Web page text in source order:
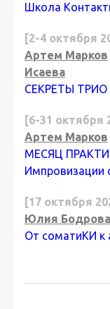
Школа
[2-4 октября
Артем Марков
Исаева
СЕКРЕТЫ ТРИО
[6-31 октября
Артем Марков
МЕСЯЦ
[17 октября
Юлия Бодрова
От соматиКИ к